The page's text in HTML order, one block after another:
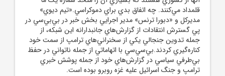
قلمداد مي‌کنند. چه اتفاق بدي براي دموکراسي.«تيم ديوي»
مديرکل و «دبورا ترنس» مدير اجرايي بخش خبر در بي‌بي‌سي در
پي گسترش انتقادات از گزارش‌هاي جانبدارانه اين شبکه، از
جمله تدوين جنجالي يکي از سخنراني‌هاي ترامپ از سمت خود
کناره‌گيري کردند.بي‌سي‌سي با اتهاماتي از جمله ناتواني در حفظ
بي‌طرفي سياسي در گزارش‌هاي خود از جمله پوشش خبري
ترامپ و جنگ اسرائيل عليه غزه روبرو بوده است.